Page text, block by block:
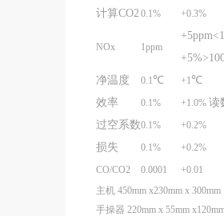
计算CO20.1% +0.3%
NOx 1ppm
净温度
0.1℃ +1℃
效率
0.1% +1.0% 读
过空系数0.1% +0.2%
损失 0.1%
+0.2%
CO/CO2
0.0001
+0.01
主机 450mm x230mm x 300mm
手操器 220mm x 55mm